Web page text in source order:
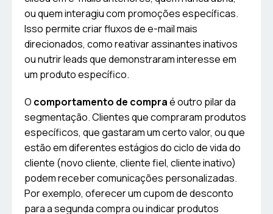
ou quem interagiu com promoções específicas.
Isso permite criar fluxos de e-mail mais
direcionados, como reativar assinantes inativos
ou nutrir leads que demonstraram interesse em
um produto específico.
O comportamento de compraé outro pilar da
segmentação. Clientes que compraram produtos
específicos, que gastaram um certo valor, ou que
estão em diferentes estágios do ciclo de vida do
cliente (novo cliente, cliente fiel, cliente inativo)
podem receber comunicações personalizadas.
Por exemplo, oferecer um cupom de desconto
para a segunda compra ou indicar produtos